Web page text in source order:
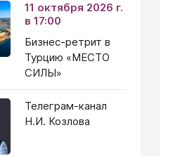
11 октября 2026 г.
в 17:00
Бизнес-ретрит в
Турцию «МЕСТО
СИЛЫ»
Телеграм-канал
Н.И. Козлова